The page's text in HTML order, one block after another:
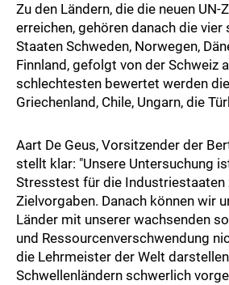
Zu den Ländern, die die neuen UN-
erreichen, gehören danach die vier
Staaten Schweden, Norwegen,
Finnland, gefolgt von der Schweiz
schlechtesten bewertet werden
Griechenland, Chile, Ungarn, die
Aart De Geus, Vorsitzender der
stellt klar: "Unsere Untersuchung
Stresstest für die Industriestaaten
Zielvorgaben. Danach können wir
Länder mit unserer wachsenden
und Ressourcenverschwendung
die Lehrmeister der Welt
Schwellenländern schwerlich